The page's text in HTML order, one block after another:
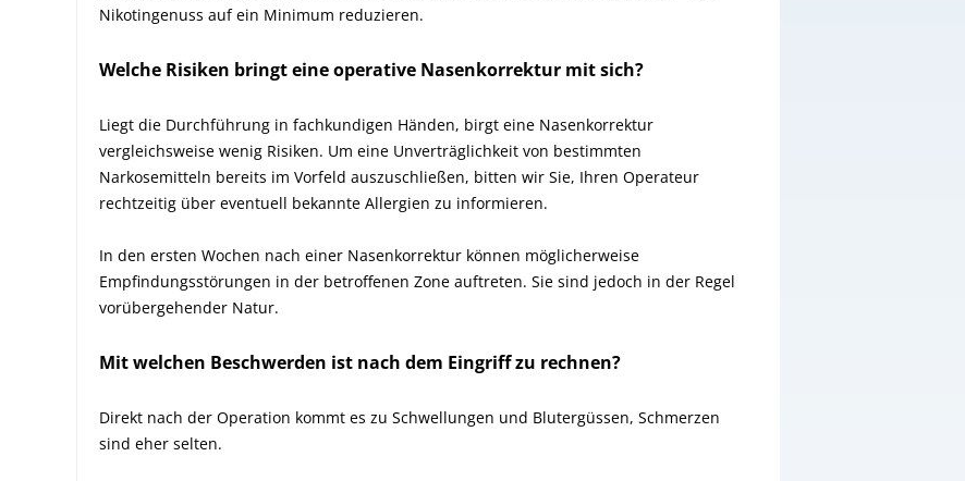
Nikotingenuss auf ein Minimum reduzieren.
Welche Risiken bringt eine operative Nasenkorrektur mit sich?
Liegt die Durchführung in fachkundigen Händen, birgt eine Nasenkorrektur
vergleichsweise wenig Risiken. Um eine Unverträglichkeit von bestimmten
Narkosemitteln bereits im Vorfeld auszuschließen, bitten wir Sie, Ihren Operateur
rechtzeitig über eventuell bekannte Allergien zu informieren.
In den ersten Wochen nach einer Nasenkorrektur können möglicherweise
Empfindungsstörungen in der betroffenen Zone auftreten. Sie sind jedoch in der Regel
vorübergehender Natur.
Mit welchen Beschwerden ist nach dem Eingriff zu rechnen?
Direkt nach der Operation kommt es zu Schwellungen und Blutergüssen, Schmerzen
sind eher selten.